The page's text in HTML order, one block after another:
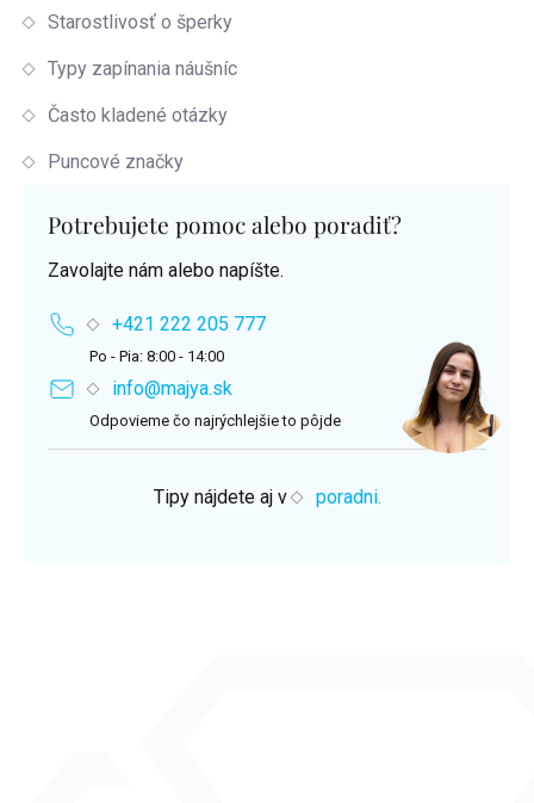
Starostlivosť o šperky
Typy zapínania náušníc
Často kladené otázky
Puncové značky
Potrebujete pomoc alebo poradiť?
Zavolajte nám alebo napíšte.
+421 222 205 777
Po - Pia: 8:00 - 14:00
info@majya.sk
Odpovieme čo najrýchlejšie to pôjde
Tipy nájdete aj v poradni.